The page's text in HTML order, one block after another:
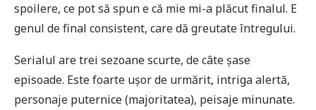
spoilere, ce pot să spun e că mie mi-a plăcut finalul. E
genul de final consistent, care dă greutate întregului.
Serialul are trei sezoane scurte, de câte șase
episoade. Este foarte ușor de urmărit, intriga alertă,
personaje puternice (majoritatea), peisaje minunate.